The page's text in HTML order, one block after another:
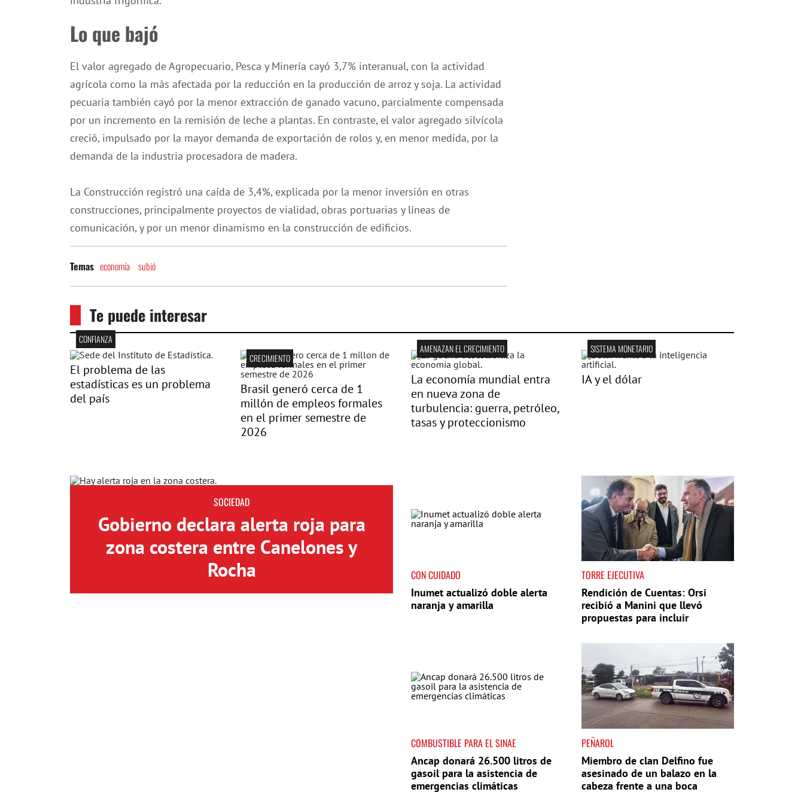
Lo que bajó
El valor agregado de Agropecuario, Pesca y Minería cayó 3,7% interanual, con la actividad
agrícola como la más afectada por la reducción en la producción de arroz y soja. La actividad
pecuaria también cayó por la menor extracción de ganado vacuno, parcialmente compensada
por un incremento en la remisión de leche a plantas. En contraste, el valor agregado silvícola
creció, impulsado por la mayor demanda de exportación de rolos y, en menor medida, por la
demanda de la industria procesadora de madera.
La Construcción registró una caída de 3,4%, explicada por la menor inversión en otras
construcciones, principalmente proyectos de vialidad, obras portuarias y líneas de
comunicación, y por un menor dinamismo en la construcción de edificios.
Temas economía subió
Te puede interesar
CONFIANZA
El problema de las
estadísticas es un problema
del país
CRECIMIENTO
Brasil generó cerca de 1
millón de empleos formales
en el primer semestre de
2026
AMENAZAN EL CRECIMIENTO
La economía mundial entra
en nueva zona de
turbulencia: guerra, petróleo,
tasas y proteccionismo
SISTEMA MONETARIO
IA y el dólar
SOCIEDAD
Gobierno declara alerta roja para
zona costera entre Canelones y
Rocha
CON CUIDADO
Inumet actualizó doble alerta
naranja y amarilla
TORRE EJECUTIVA
Rendición de Cuentas: Orsi
recibió a Manini que llevó
propuestas para incluir
COMBUSTIBLE PARA EL SINAE
Ancap donará 26.500 litros de
gasoil para la asistencia de
emergencias climáticas
PEÑAROL
Miembro de clan Delfino fue
asesinado de un balazo en la
cabeza frente a una boca